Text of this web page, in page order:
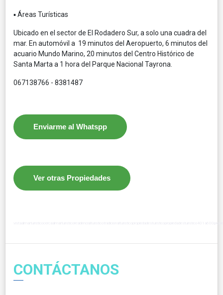
▪ Áreas Turísticas
Ubicado en el sector de El Rodadero Sur, a solo una cuadra del
mar. En automóvil a 19 minutos del Aeropuerto, 6 minutos del
acuario Mundo Marino, 20 minutos del Centro Histórico de
Santa Marta a 1 hora del Parque Nacional Tayrona.
067138766 - 8381487
Enviarme al Whatspp
Ver otras Propiedades
CONTÁCTANOS